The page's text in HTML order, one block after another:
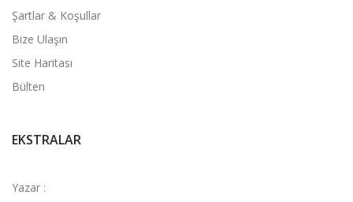
Şartlar & Koşullar
Bize Ulaşın
Site Haritası
Bülten
EKSTRALAR
Yazar :